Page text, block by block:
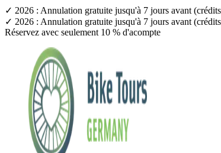
✓ 2026 : Annulation gratuite jusqu'à 7 jours avant
✓ 2026 : Annulation gratuite jusqu'à 7 jours avant
Réservez avec seulement 10 % d'acompte